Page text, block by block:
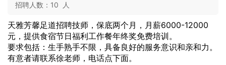
招聘人数： 10 人
天雅芳馨足道招聘技师，保底两个月，月薪6000-12000
元，提供食宿节日福利工作餐年终奖免费培训。
要求包括：生手熟手不限，具备良好的服务意识和亲和力。
有意者请联系徐老师，电话点下面。